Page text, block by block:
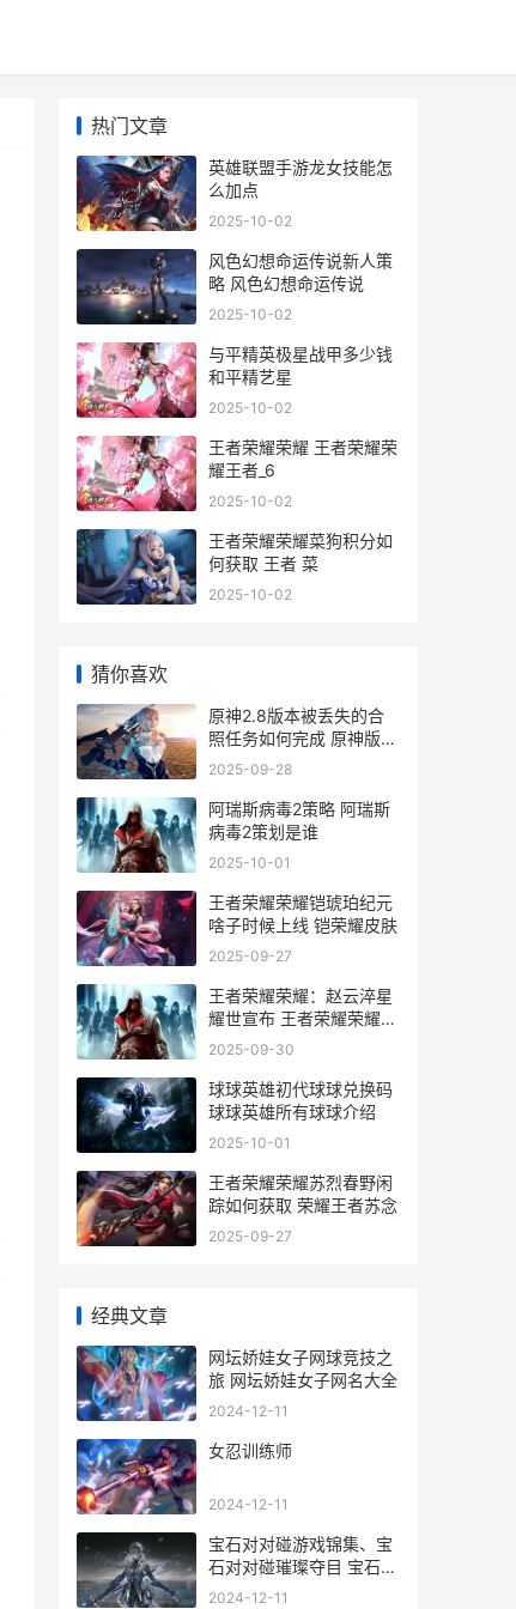
热门文章
英雄联盟手游龙女技能怎
么加点
2025-10-02
风色幻想命运传说新人策
略 风色幻想命运传说
2025-10-02
与平精英极星战甲多少钱
和平精艺星
2025-10-02
王者荣耀荣耀 王者荣耀荣
耀王者_6
2025-10-02
王者荣耀荣耀菜狗积分如
何获取 王者 菜
2025-10-02
猜你喜欢
原神2.8版本被丢失的合
照任务如何完成 原神版本
下错了_1
2025-09-28
阿瑞斯病毒2策略 阿瑞斯
病毒2策划是谁
2025-10-01
王者荣耀荣耀铠琥珀纪元
啥子时候上线 铠荣耀皮肤
2025-09-27
王者荣耀荣耀：赵云淬星
耀世宣布 王者荣耀荣耀战
区怎么修改别的地区
2025-09-30
球球英雄初代球球兑换码
球球英雄所有球球介绍
2025-10-01
王者荣耀荣耀苏烈春野闲
踪如何获取 荣耀王者苏念
2025-09-27
经典文章
网坛娇娃女子网球竞技之
旅 网坛娇娃女子网名大全
2024-12-11
女忍训练师
2024-12-11
宝石对对碰游戏锦集、宝
石对对碰璀璨夺目 宝石配
对怎么玩
2024-12-11